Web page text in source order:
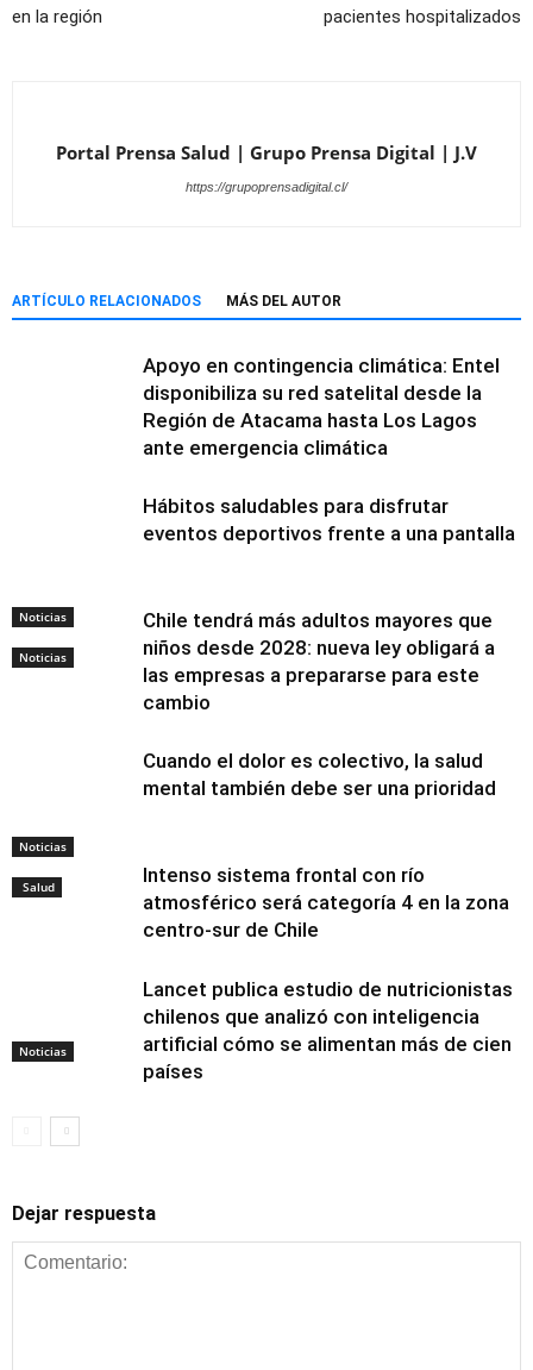
en la región
pacientes hospitalizados
Portal Prensa Salud | Grupo Prensa Digital | J.V
https://grupoprensadigital.cl/
ARTÍCULO RELACIONADOS MÁS DEL AUTOR
Noticias
Apoyo en contingencia climática: Entel
disponibiliza su red satelital desde la
Región de Atacama hasta Los Lagos
ante emergencia climática
Noticias
Hábitos saludables para disfrutar
eventos deportivos frente a una pantalla
Noticias
Chile tendrá más adultos mayores que
niños desde 2028: nueva ley obligará a
las empresas a prepararse para este
cambio
Salud
Cuando el dolor es colectivo, la salud
mental también debe ser una prioridad
Noticias
Intenso sistema frontal con río
atmosférico será categoría 4 en la zona
centro-sur de Chile
Alimentación y
nutrición
Lancet publica estudio de nutricionistas
chilenos que analizó con inteligencia
artificial cómo se alimentan más de cien
países
Dejar respuesta